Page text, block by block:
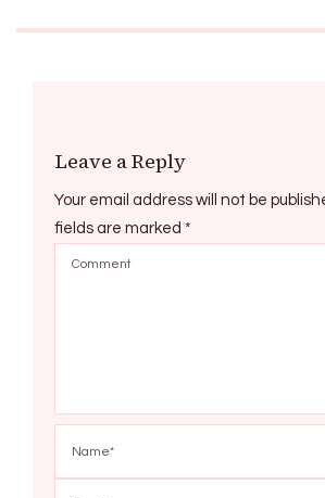
Leave a Reply
Your email address will not be
fields are marked *